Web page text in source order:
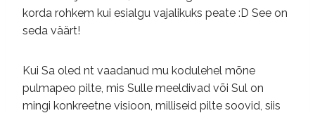
korda rohkem kui esialgu vajalikuks peate :D See on
seda väärt!
Kui Sa oled nt vaadanud mu kodulehel mõne
pulmapeo pilte, mis Sulle meeldivad või Sul on
mingi konkreetne visioon, milliseid pilte soovid, siis